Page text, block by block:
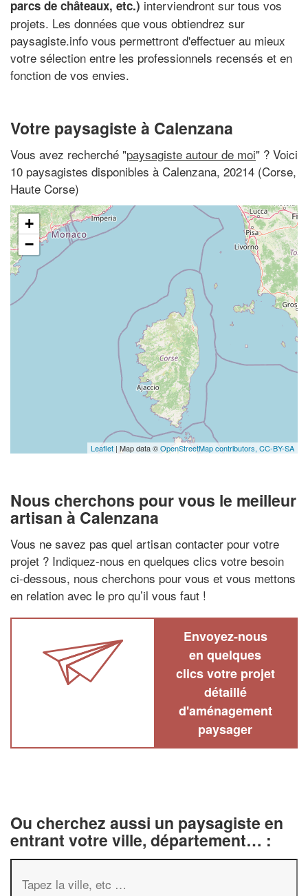
parcs de châteaux, etc.) interviendront sur tous vos
projets. Les données que vous obtiendrez sur
paysagiste.info vous permettront d'effectuer au mieux
votre sélection entre les professionnels recensés et en
fonction de vos envies.
Votre paysagiste à Calenzana
Vous avez recherché "paysagiste autour de moi" ? Voici
10 paysagistes disponibles à Calenzana, 20214 (Corse,
Haute Corse)
+
−
Leaflet | Map data ©OpenStreetMap contributors, CC-BY-SA
Nous cherchons pour vous le meilleur
artisan à Calenzana
Vous ne savez pas quel artisan contacter pour votre
projet ? Indiquez-nous en quelques clics votre besoin
ci-dessous, nous cherchons pour vous et vous mettons
en relation avec le pro qu’il vous faut !
Envoyez-nous
en quelques
clics votre projet
détaillé
d'aménagement
paysager
Ou cherchez aussi un paysagiste en
entrant votre ville, département… :